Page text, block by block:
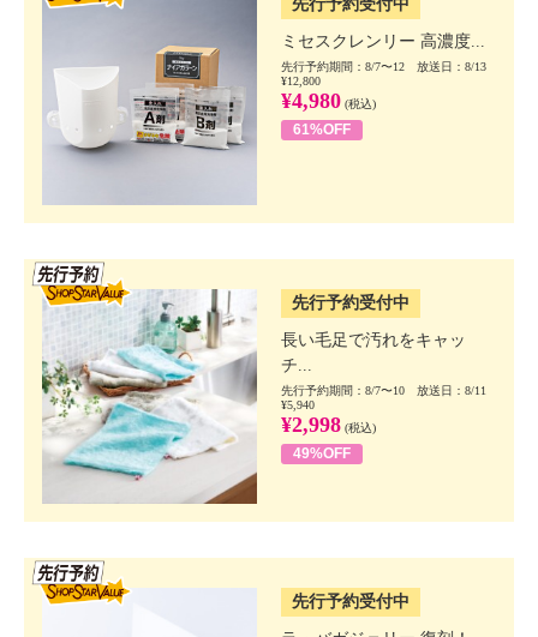
先行予約受付中
ミセスクレンリー 高濃度...
先行予約期間：8/7〜12 放送日：8/13
¥12,800
¥4,980 (税込)
61%OFF
先行予約受付中
長い毛足で汚れをキャッ
チ...
先行予約期間：8/7〜10 放送日：8/11
¥5,940
¥2,998 (税込)
49%OFF
先行予約受付中